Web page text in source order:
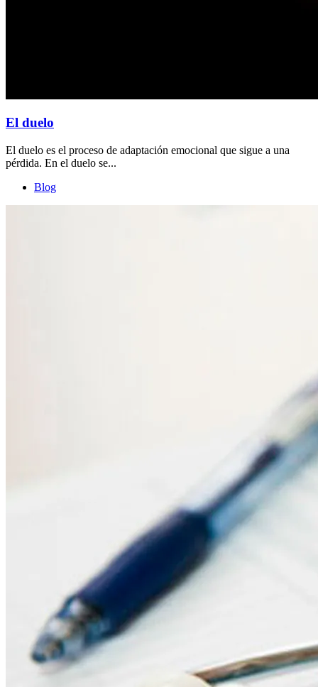
El duelo
El duelo es el proceso de adaptación emocional que sigue a una
pérdida. En el duelo se...
Blog